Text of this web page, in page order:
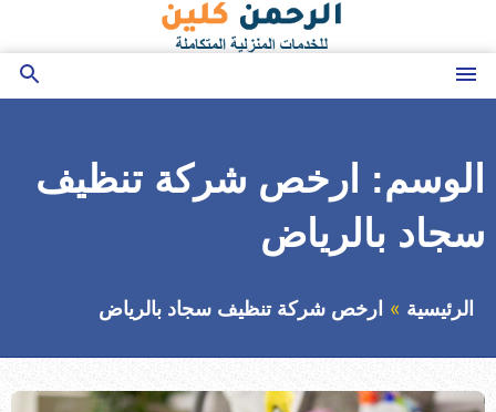
إلى
القائمة
بحث
الوسم: ارخص شركة تنظيف
سجاد بالرياض
الرئيسية ارخص شركة تنظيف سجاد بالرياض